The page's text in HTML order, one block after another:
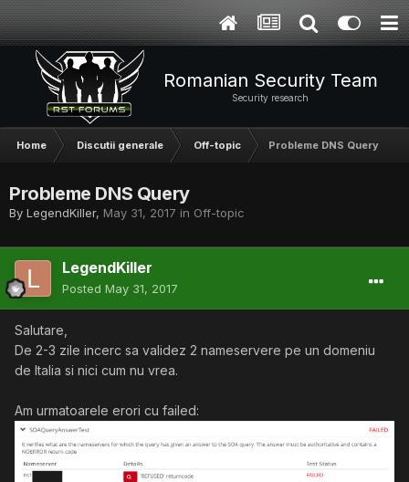
Romanian Security Team
Security research
Home Discutii generale Off-topic Probleme DNS Query
Probleme DNS Query
By LegendKiller, May 31, 2017 in Off-topic
LegendKiller
Posted May 31, 2017
Salutare,
De 2-3 zile incerc sa validez 2 nameservere pe un domeniu
de Italia si nici cum nu vrea.
Am urmatoarele erori cu failed: